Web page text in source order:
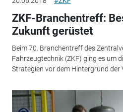
ZKF-Branchentreff:
Zukunft gerüstet
Beim 70. Branchentreff des
Fahrzeugtechnik (ZKF) ging es um
Strategien vor dem Hintergrund der